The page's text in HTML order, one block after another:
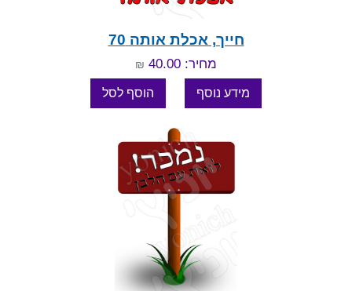
חייך, אכלת אותה 70
מחיר: 40.00 ₪